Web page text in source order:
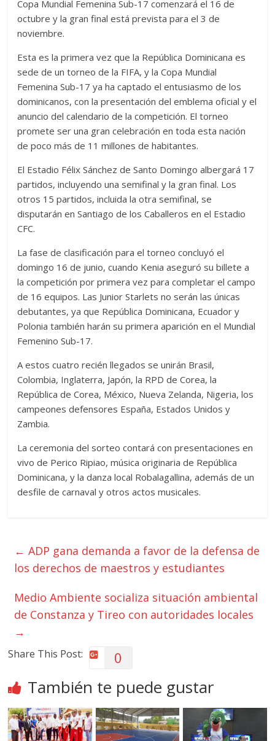
Copa Mundial Femenina Sub-17 comenzará el 16 de
octubre y la gran final está prevista para el 3 de
noviembre.
Esta es la primera vez que la República Dominicana es
sede de un torneo de la FIFA, y la Copa Mundial
Femenina Sub-17 ya ha captado el entusiasmo de los
dominicanos, con la presentación del emblema oficial y el
anuncio del calendario de la competición. El torneo
promete ser una gran celebración en toda esta nación
de poco más de 11 millones de habitantes.
El Estadio Félix Sánchez de Santo Domingo albergará 17
partidos, incluyendo una semifinal y la gran final. Los
otros 15 partidos, incluida la otra semifinal, se
disputarán en Santiago de los Caballeros en el Estadio
CFC.
La fase de clasificación para el torneo concluyó el
domingo 16 de junio, cuando Kenia aseguró su billete a
la competición por primera vez para completar el campo
de 16 equipos. Las Junior Starlets no serán las únicas
debutantes, ya que República Dominicana, Ecuador y
Polonia también harán su primera aparición en el Mundial
Femenino Sub-17.
A estos cuatro recién llegados se unirán Brasil,
Colombia, Inglaterra, Japón, la RPD de Corea, la
República de Corea, México, Nueva Zelanda, Nigeria, los
campeones defensores España, Estados Unidos y
Zambia.
La ceremonia del sorteo contará con presentaciones en
vivo de Perico Ripiao, música originaria de República
Dominicana, y la danza local Robalagallina, además de un
desfile de carnaval y otros actos musicales.
← ADP gana demanda a favor de la defensa de
los derechos de maestros y estudiantes
Medio Ambiente socializa situación ambiental
de Constanza y Tireo con autoridades locales
→
Share This Post: 0
También te puede gustar